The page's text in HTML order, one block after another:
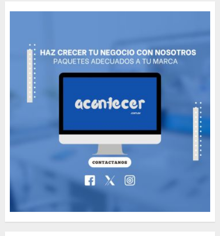
The full story of
Thailand’s extraordinary
cave rescue
Valentino Goes
Deliberately Feminine for
Fall 2018
MAYO 16, 2024
Searching for the
forgotten heroes of World